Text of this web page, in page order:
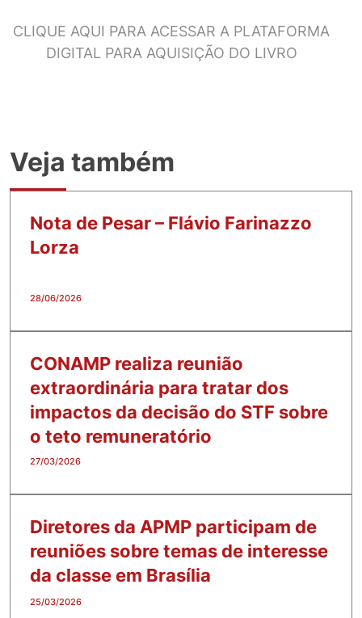
CLIQUE AQUI PARA ACESSAR A PLATAFORMA
DIGITAL PARA AQUISIÇÃO DO LIVRO
Veja também
Nota de Pesar – Flávio Farinazzo
Lorza
28/06/2026
CONAMP realiza reunião
extraordinária para tratar dos
impactos da decisão do STF sobre
o teto remuneratório
27/03/2026
Diretores da APMP participam de
reuniões sobre temas de interesse
da classe em Brasília
25/03/2026